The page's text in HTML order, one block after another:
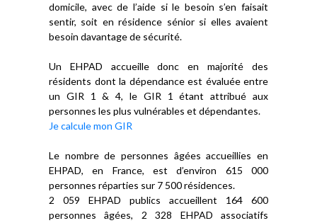
domicile, avec de l’aide si le besoin s’en faisait
sentir, soit en résidence sénior si elles avaient
besoin davantage de sécurité.
Un EHPAD accueille donc en majorité des
résidents dont la dépendance est évaluée entre
un GIR 1 & 4, le GIR 1 étant attribué aux
personnes les plus vulnérables et dépendantes.
Je calcule mon GIR
Le nombre de personnes âgées accueillies en
EHPAD, en France, est d’environ 615 000
personnes réparties sur 7 500 résidences.
2 059 EHPAD publics accueillent 164 600
personnes âgées, 2 328 EHPAD associatifs